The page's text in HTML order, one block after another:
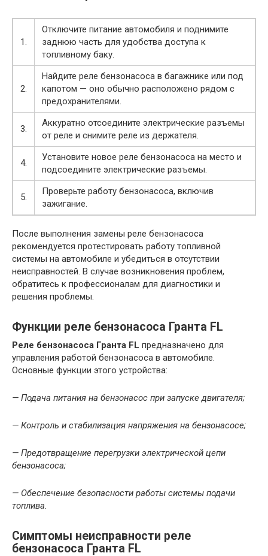
1.
Отключите питание автомобиля и поднимите
заднюю часть для удобства доступа к
топливному баку.
2.
Найдите реле бензонасоса в багажнике или под
капотом — оно обычно расположено рядом с
предохранителями.
3.
Аккуратно отсоедините электрические разъемы
от реле и снимите реле из держателя.
4.
Установите новое реле бензонасоса на место и
подсоедините электрические разъемы.
5.
Проверьте работу бензонасоса, включив
зажигание.
После выполнения замены реле бензонасоса
рекомендуется протестировать работу топливной
системы на автомобиле и убедиться в отсутствии
неисправностей. В случае возникновения проблем,
обратитесь к профессионалам для диагностики и
решения проблемы.
Функции реле бензонасоса Гранта FL
Реле бензонасоса Гранта FL предназначено для
управления работой бензонасоса в автомобиле.
Основные функции этого устройства:
— Подача питания на бензонасос при запуске двигателя;
— Контроль и стабилизация напряжения на бензонасосе;
— Предотвращение перегрузки электрической цепи
бензонасоса;
— Обеспечение безопасности работы системы подачи
топлива.
Симптомы неисправности реле
бензонасоса Гранта FL